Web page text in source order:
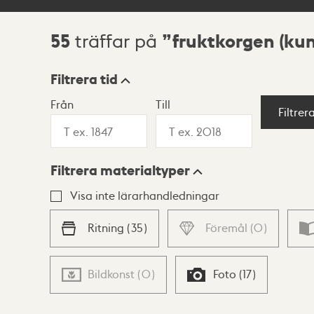
Sökresultat
55 träffar på fruktkorgen
Visningsläge
Lista Karta
Filtrera tid
Från Till
Filtrera materialtyper
Visa inte lärarhandledningar
Ritning (35) Föremål (0)
Bildkonst (0) Foto (17)